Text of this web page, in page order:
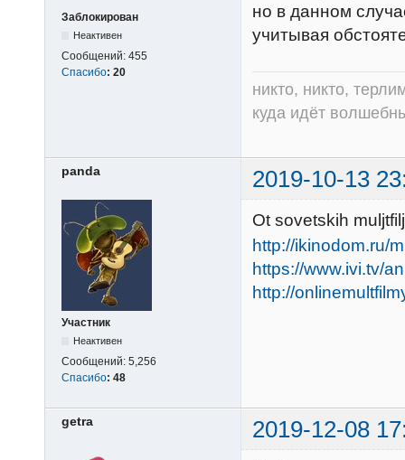
Заблокирован
Неактивен
Сообщений: 455
Спасибо: 20
но в данном
учитывая
никто, никто,
куда идёт
panda 2019-10-13
Участник
Неактивен
Сообщений: 5,256
Спасибо: 48
Ot sovetskih
http://ikinodom.ru/
https://www.ivi.tv/
http://
getra 2019-12-08